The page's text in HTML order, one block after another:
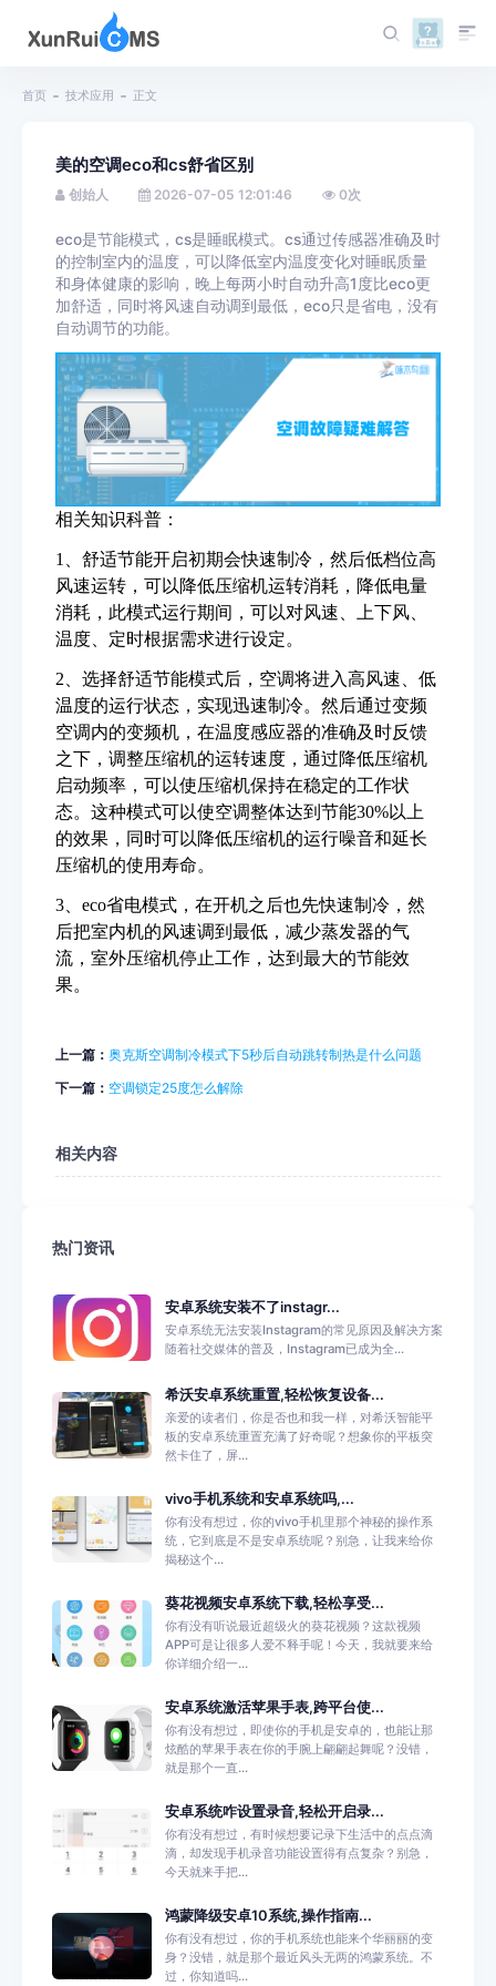
首页 技术应用 正文
美的空调eco和cs舒省区别
创始人 2026-07-05 12:01:46 0次
eco是节能模式，cs是睡眠模式。cs通过传感器准确及时
的控制室内的温度，可以降低室内温度变化对睡眠质量
和身体健康的影响，晚上每两小时自动升高1度比eco更
加舒适，同时将风速自动调到最低，eco只是省电，没有
自动调节的功能。
相关知识科普：
1、舒适节能开启初期会快速制冷，然后低档位高
风速运转，可以降低压缩机运转消耗，降低电量
消耗，此模式运行期间，可以对风速、上下风、
温度、定时根据需求进行设定。
2、选择舒适节能模式后，空调将进入高风速、低
温度的运行状态，实现迅速制冷。然后通过变频
空调内的变频机，在温度感应器的准确及时反馈
之下，调整压缩机的运转速度，通过降低压缩机
启动频率，可以使压缩机保持在稳定的工作状
态。这种模式可以使空调整体达到节能30%以上
的效果，同时可以降低压缩机的运行噪音和延长
压缩机的使用寿命。
3、eco省电模式，在开机之后也先快速制冷，然
后把室内机的风速调到最低，减少蒸发器的气
流，室外压缩机停止工作，达到最大的节能效
果。
上一篇： 奥克斯空调制冷模式下5秒后自动跳转制热是什么问题
下一篇： 空调锁定25度怎么解除
相关内容
热门资讯
安卓系统安装不了instagr...
安卓系统无法安装Instagram的常见原因及解决方案
随着社交媒体的普及，Instagram已成为全...
希沃安卓系统重置,轻松恢复设备...
亲爱的读者们，你是否也和我一样，对希沃智能平
板的安卓系统重置充满了好奇呢？想象你的平板突
然卡住了，屏...
vivo手机系统和安卓系统吗,...
你有没有想过，你的vivo手机里那个神秘的操作系
统，它到底是不是安卓系统呢？别急，让我来给你
揭秘这个...
葵花视频安卓系统下载,轻松享受...
你有没有听说最近超级火的葵花视频？这款视频
APP可是让很多人爱不释手呢！今天，我就要来给
你详细介绍一...
安卓系统激活苹果手表,跨平台使...
你有没有想过，即使你的手机是安卓的，也能让那
炫酷的苹果手表在你的手腕上翩翩起舞呢？没错，
就是那个一直...
安卓系统咋设置录音,轻松开启录...
你有没有想过，有时候想要记录下生活中的点点滴
滴，却发现手机录音功能设置得有点复杂？别急，
今天就来手把...
鸿蒙降级安卓10系统,操作指南...
你有没有想过，你的手机系统也能来个华丽丽的变
身？没错，就是那个最近风头无两的鸿蒙系统。不
过，你知道吗...